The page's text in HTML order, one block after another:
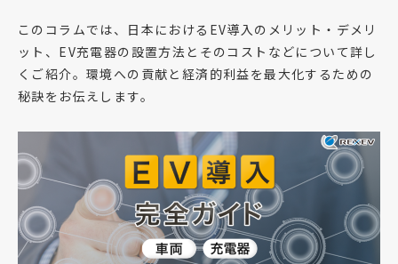
このコラムでは、日本におけるEV導入のメリット・デメリ
ット、EV充電器の設置方法とそのコストなどについて詳し
くご紹介。環境への貢献と経済的利益を最大化するための
秘訣をお伝えします。